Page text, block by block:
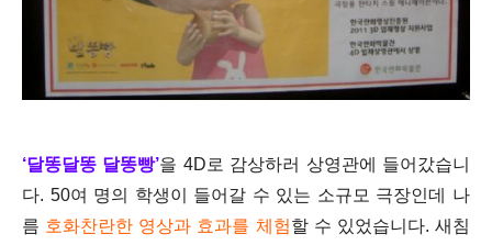
‘달똥달똥 달똥빵’을 4D로 감상하러 상영관에 들어갔습니
다. 50여 명의 학생이 들어갈 수 있는 소규모 극장인데 나
름 호화찬란한 영상과 효과를 체험할 수 있었습니다. 새침